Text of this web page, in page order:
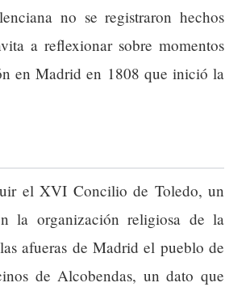
no se registraron hechos
a reflexionar sobre momentos
en Madrid en 1808 que inició la
el XVI Concilio de Toledo, un
la organización religiosa de la
afueras de Madrid el pueblo de
de Alcobendas, un dato que